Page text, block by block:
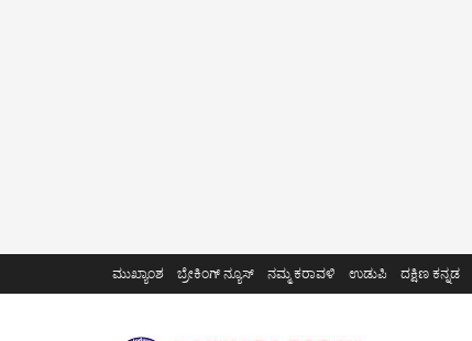
ಮುಖ್ಯಾಂಶ ಬ್ರೇಕಿಂಗ್ ನ್ಯೂಸ್ ನಮ್ಮ ಕರಾವಳಿ ಉಡುಪಿ ದಕ್ಷಿಣ ಕನ್ನಡ